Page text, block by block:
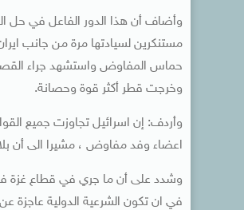
وأضاف أن هذا الدور الفاعل في حل
مستنكرين لسيادتها مرة من جانب
وخرجت قطر أكثر قوة وحصانة.
وأردف: إن اسرائيل تجاوزت جميع
اعضاء وفد مفاوض ، مشيرا الى أن
وشدد على أن ما جري في قطاع غزة في
في ان تكون الشرعية الدولية عاجزة